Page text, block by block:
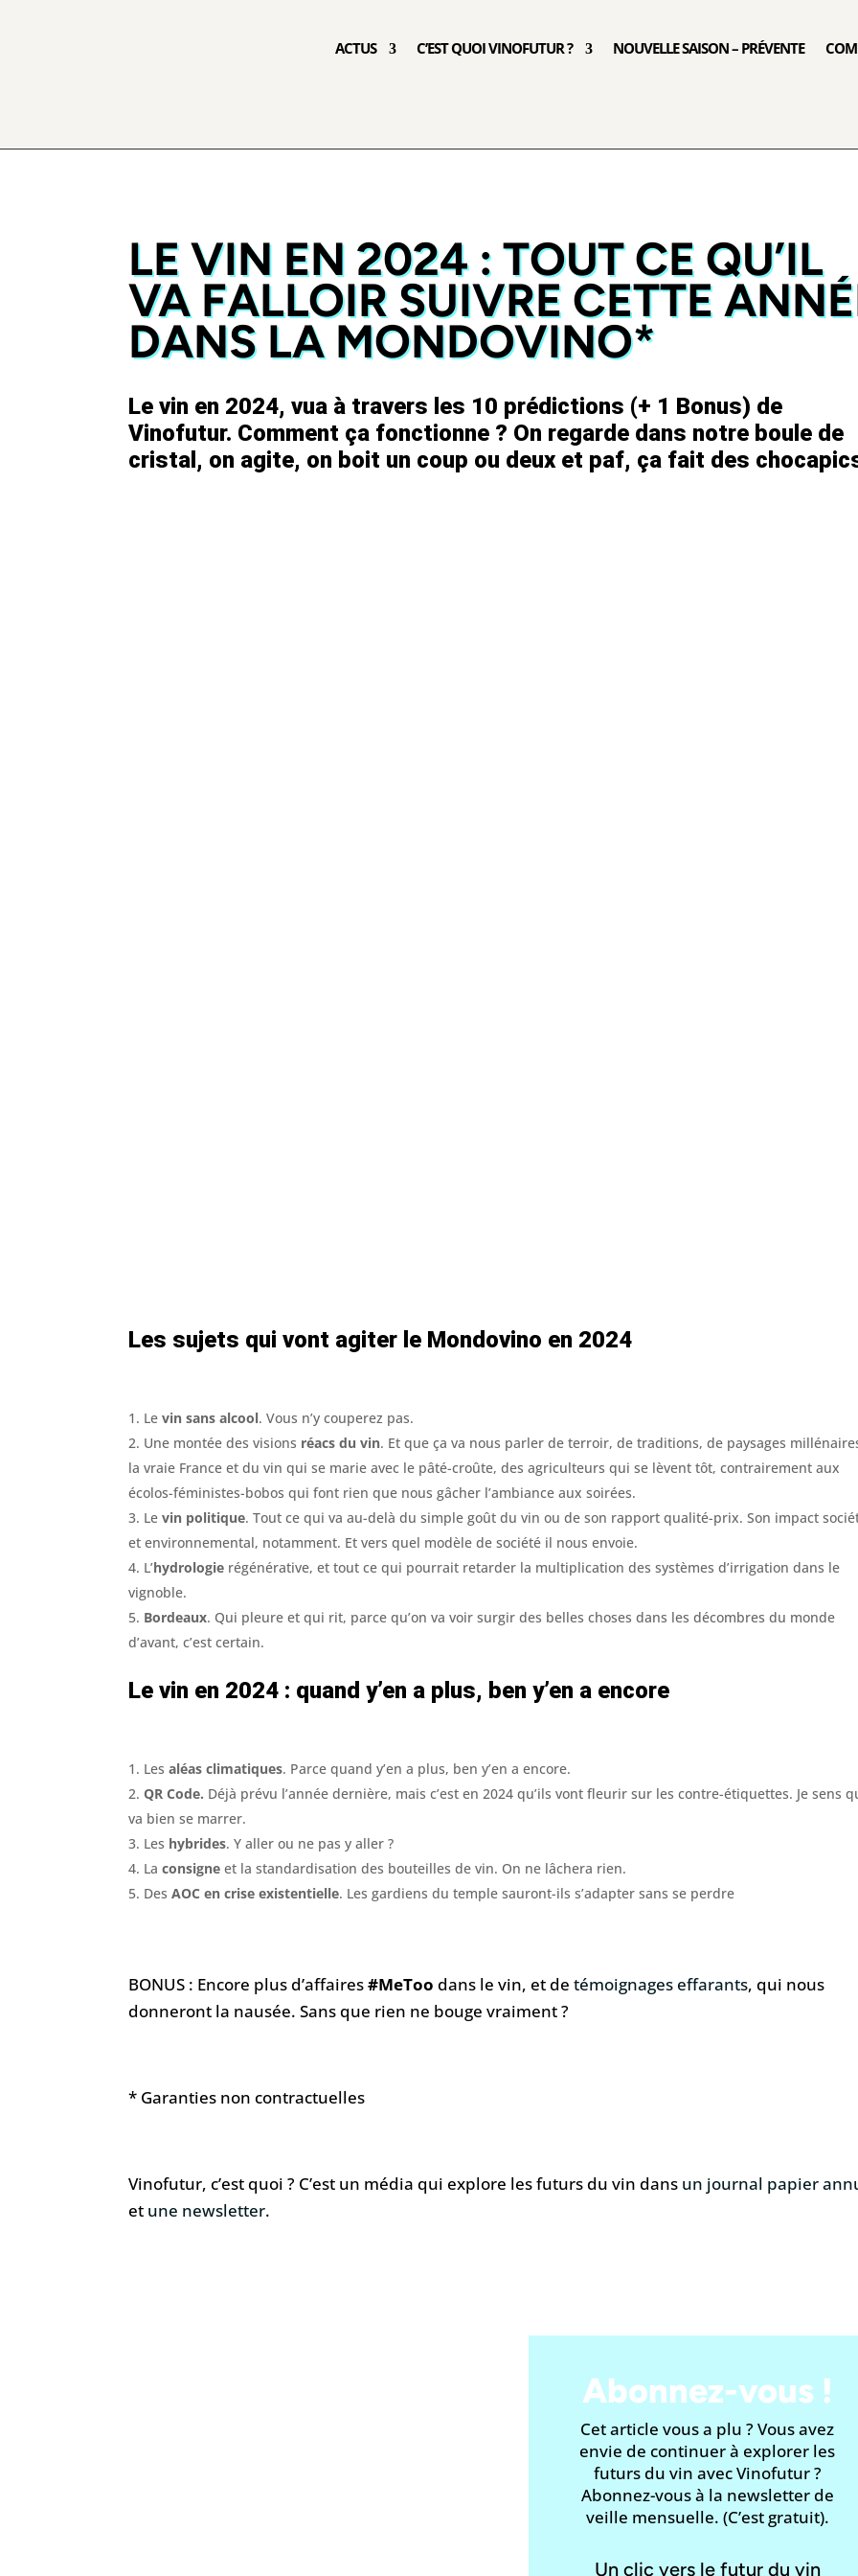
ACTUS C’EST QUOI VINOFUTUR ? NOUVELLE SAISON – PRÉVENTE
LE VIN EN 2024 : TOUT CE QU’IL
VA FALLOIR SUIVRE CETTE
DANS LA MONDOVINO*
Le vin en 2024, vua à travers les 10 prédictions (+ 1 Bonus) de
Vinofutur. Comment ça fonctionne ? On regarde dans notre boule de
cristal, on agite, on boit un coup ou deux et paf, ça fait des
Les sujets qui vont agiter le Mondovino en 2024
Le vin sans alcool. Vous n’y couperez pas.
Une montée des visions réacs du vin. Et que ça va nous parler de terroir, de traditions, de paysages
la vraie France et du vin qui se marie avec le pâté-croûte, des agriculteurs qui se lèvent tôt, contrairement aux
écolos-féministes-bobos qui font rien que nous gâcher l’ambiance aux soirées.
Levin politique. Tout ce qui va au-delà du simple goût du vin ou de son rapport qualité-prix. Son impact
et environnemental, notamment. Et vers quel modèle de société il nous envoie.
L’hydrologie régénérative, et tout ce qui pourrait retarder la multiplication des systèmes d’irrigation dans le
vignoble.
Bordeaux. Qui pleure et qui rit, parce qu’on va voir surgir des belles choses dans les décombres du monde
d’avant, c’est certain.
Le vin en 2024 : quand y’en a plus, ben y’en a encore
Lesaléas climatiques. Parce quand y’en a plus, ben y’en a encore.
QR Code. Déjà prévu l’année dernière, mais c’est en 2024 qu’ils vont fleurir sur les contre-étiquettes. Je sens
va bien se marrer.
Les hybrides. Y aller ou ne pas y aller ?
Laconsigne et la standardisation des bouteilles de vin. On ne lâchera rien.
DesAOC en crise existentielle. Les gardiens du temple sauront-ils s’adapter sans se perdre
BONUS : Encore plus d’affaires#MeToo dans le vin, et detémoignages effarants, qui nous
donneront la nausée. Sans que rien ne bouge vraiment ?
* Garanties non contractuelles
Vinofutur, c’est quoi ? C’est un média qui explore les futurs du vin dans un journal papier
et une newsletter.
Abonnez-vous !
Cet article vous a plu ? Vous avez
envie de continuer à explorer les
futurs du vin avec Vinofutur ?
Abonnez-vous à la newsletter de
veille mensuelle. (C’est gratuit).
Un clic vers le futur du vin